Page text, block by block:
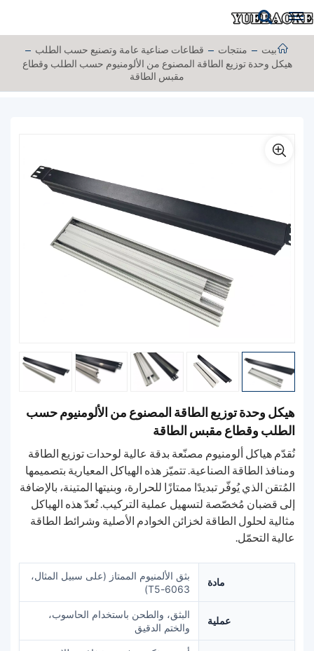
بيت منتجات
قطاعات صناعية عامة وتصنيع حسب الطلب
هيكل وحدة توزيع الطاقة المصنوع من الألومنيوم حسب الطلب وقطاع
مقبس الطاقة
هيكل وحدة توزيع الطاقة المصنوع من الألومنيوم حسب
الطلب وقطاع مقبس الطاقة
نُقدّم هياكل ألومنيوم مصنّعة بدقة عالية لوحدات توزيع الطاقة
ومنافذ الطاقة الصناعية. تتميّز هذه الهياكل المعيارية بتصميمها
المُتقن الذي يُوفّر تبديدًا ممتازًا للحرارة، وبنيتها المتينة، بالإضافة
إلى قضبان مُخصّصة لتسهيل عملية التركيب. تُعدّ هذه الهياكل
مثالية لحلول الطاقة لخزائن الخوادم الأصلية وشرائط الطاقة
عالية التحمّل.
مادة
بثق الألمنيوم الممتاز (على سبيل المثال،
6063-T5)
عملية
البثق، والطحن باستخدام الحاسوب،
والختم الدقيق